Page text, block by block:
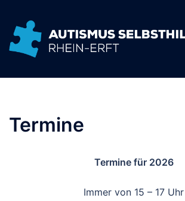
Inhalt
springen
Termine
Termine für 2026
Immer von 15 – 17 Uhr